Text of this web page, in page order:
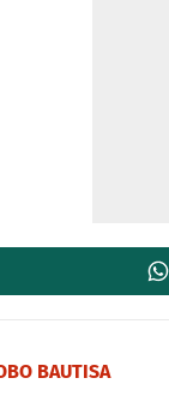
BAUTISA